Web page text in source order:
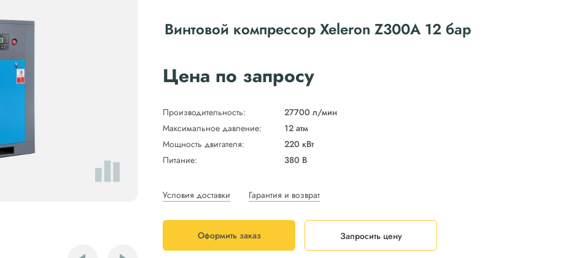
Винтовой компрессор Xeleron Z300A 12 бар
Цена по запросу
Производительность:
27700 л/мин
Максимальное давление:
12 атм
Мощность двигателя:
220 кВт
Питание:
380 В
Условия доставки Гарантия и возврат
Оформить заказ Запросить цену